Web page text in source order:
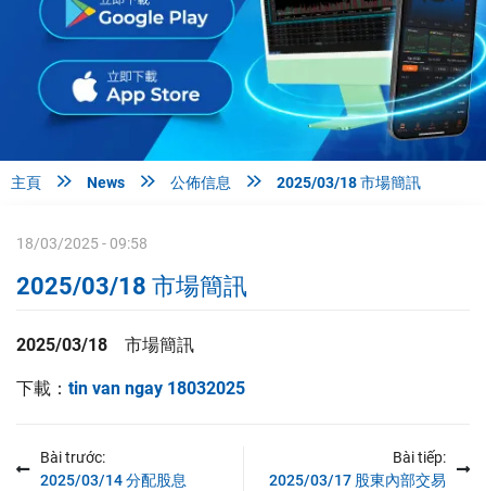
主頁  News  公佈信息  2025/03/18 市場簡訊
18/03/2025 - 09:58
2025/03/18 市場簡訊
2025/03/18 市場簡訊
下載： tin van ngay 18032025
Bài trước:
2025/03/14 分配股息
Bài tiếp:
2025/03/17 股東內部交易